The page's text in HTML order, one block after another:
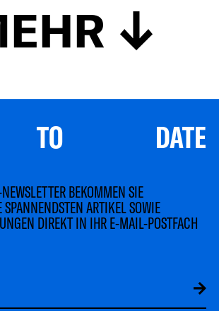
DATE
BEKOMMEN SIE
SPANNENDSTEN ARTIKEL SOWIE
DIREKT IN IHR E-MAIL-POSTFACH